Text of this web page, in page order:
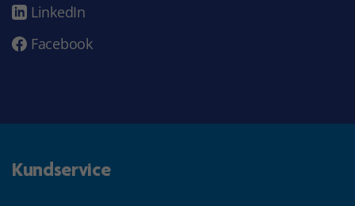
LinkedIn
Facebook
Kundservice